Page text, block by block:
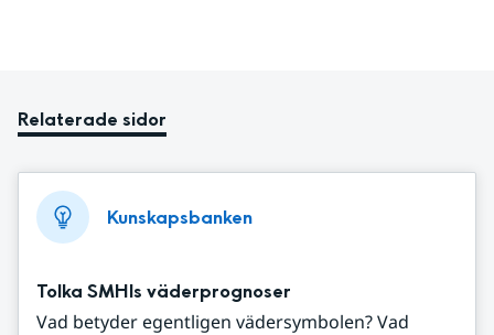
Relaterade sidor
Kunskapsbanken
Tolka SMHIs väderprognoser
Vad betyder egentligen vädersymbolen? Vad